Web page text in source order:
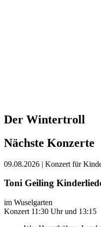
Der Wintertroll
Nächste Konzerte
09.08.2026 | Konzert für
Toni Geiling
im Wuselgarten
Konzert 11:30 Uhr und 13:15